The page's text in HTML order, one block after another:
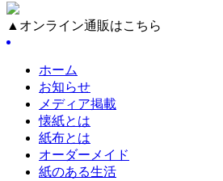
▲オンライン通販はこちら
ホーム
お知らせ
メディア掲載
懐紙とは
紙布とは
オーダーメイド
紙のある生活